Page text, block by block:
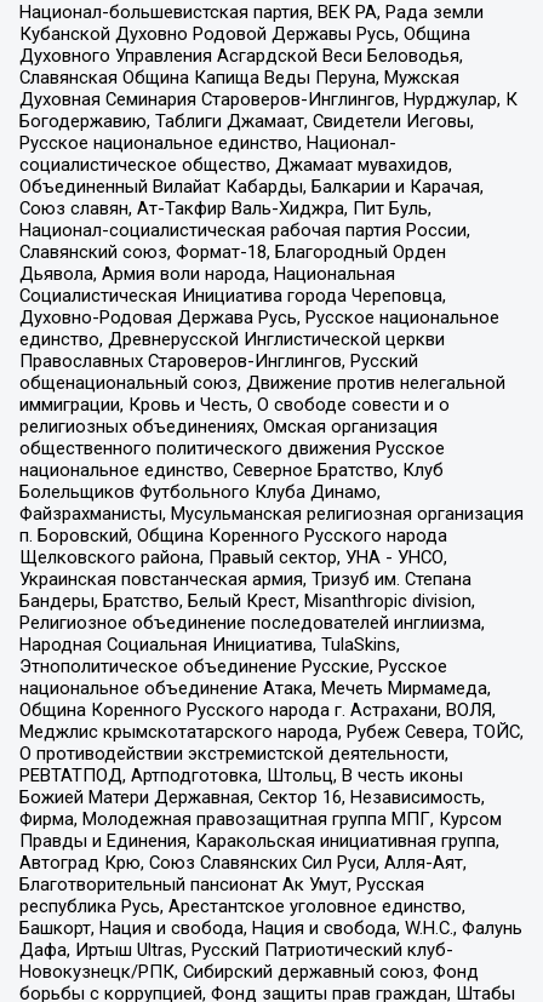
Национал-большевистская партия, ВЕК РА, Рада земли
Кубанской Духовно Родовой Державы Русь, Община
Духовного Управления Асгардской Веси Беловодья,
Славянская Община Капища Веды Перуна, Мужская
Духовная Семинария Староверов-Инглингов, Нурджулар, К
Богодержавию, Таблиги Джамаат, Свидетели Иеговы,
Русское национальное единство, Национал-
социалистическое общество, Джамаат мувахидов,
Объединенный Вилайат Кабарды, Балкарии и Карачая,
Союз славян, Ат-Такфир Валь-Хиджра, Пит Буль,
Национал-социалистическая рабочая партия России,
Славянский союз, Формат-18, Благородный Орден
Дьявола, Армия воли народа, Национальная
Социалистическая Инициатива города Череповца,
Духовно-Родовая Держава Русь, Русское национальное
единство, Древнерусской Инглистической церкви
Православных Староверов-Инглингов, Русский
общенациональный союз, Движение против нелегальной
иммиграции, Кровь и Честь, О свободе совести и о
религиозных объединениях, Омская организация
общественного политического движения Русское
национальное единство, Северное Братство, Клуб
Болельщиков Футбольного Клуба Динамо,
Файзрахманисты, Мусульманская религиозная организация
п. Боровский, Община Коренного Русского народа
Щелковского района, Правый сектор, УНА - УНСО,
Украинская повстанческая армия, Тризуб им. Степана
Бандеры, Братство, Белый Крест, Misanthropic division,
Религиозное объединение последователей инглиизма,
Народная Социальная Инициатива, TulaSkins,
Этнополитическое объединение Русские, Русское
национальное объединение Атака, Мечеть Мирмамеда,
Община Коренного Русского народа г. Астрахани, ВОЛЯ,
Меджлис крымскотатарского народа, Рубеж Севера, ТОЙС,
О противодействии экстремистской деятельности,
РЕВТАТПОД, Артподготовка, Штольц, В честь иконы
Божией Матери Державная, Сектор 16, Независимость,
Фирма, Молодежная правозащитная группа МПГ, Курсом
Правды и Единения, Каракольская инициативная группа,
Автоград Крю, Союз Славянских Сил Руси, Алля-Аят,
Благотворительный пансионат Ак Умут, Русская
республика Русь, Арестантское уголовное единство,
Башкорт, Нация и свобода, Нация и свобода, W.H.С., Фалунь
Дафа, Иртыш Ultras, Русский Патриотический клуб-
Новокузнецк/РПК, Сибирский державный союз, Фонд
борьбы с коррупцией, Фонд защиты прав граждан, Штабы